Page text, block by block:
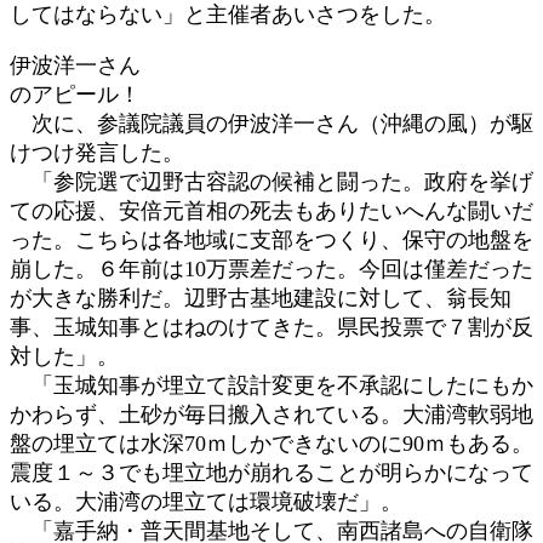
してはならない」と主催者あいさつをした。
伊波洋一さん
のアピール！
次に、参議院議員の伊波洋一さん（沖縄の風）が駆
けつけ発言した。
「参院選で辺野古容認の候補と闘った。政府を挙げ
ての応援、安倍元首相の死去もありたいへんな闘いだ
った。こちらは各地域に支部をつくり、保守の地盤を
崩した。６年前は10万票差だった。今回は僅差だった
が大きな勝利だ。辺野古基地建設に対して、翁長知
事、玉城知事とはねのけてきた。県民投票で７割が反
対した」。
「玉城知事が埋立て設計変更を不承認にしたにもか
かわらず、土砂が毎日搬入されている。大浦湾軟弱地
盤の埋立ては水深70ｍしかできないのに90ｍもある。
震度１～３でも埋立地が崩れることが明らかになって
いる。大浦湾の埋立ては環境破壊だ」。
「嘉手納・普天間基地そして、南西諸島への自衛隊